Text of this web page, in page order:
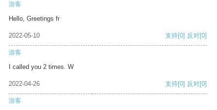
游客
Hello, Greetings fr
2022-05-10 支持[0] 反对[0]
游客
I called you 2 times. W
2022-04-26 支持[0] 反对[0]
游客